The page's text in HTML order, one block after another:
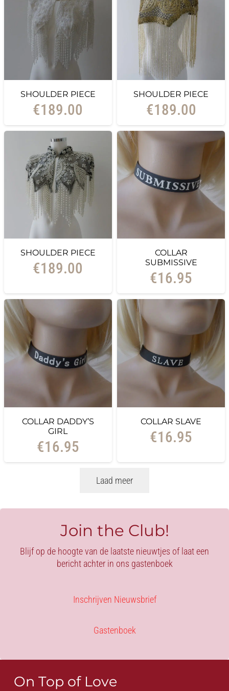
SHOULDER PIECE
€189.00
SHOULDER PIECE
€189.00
SHOULDER PIECE
€189.00
COLLAR
SUBMISSIVE
€16.95
COLLAR DADDY’S
GIRL
€16.95
COLLAR SLAVE
€16.95
Laad meer
Join the Club!
Blijf op de hoogte van de laatste nieuwtjes of laat een
bericht achter in ons gastenboek
Inschrijven Nieuwsbrief
Gastenboek
On Top of Love